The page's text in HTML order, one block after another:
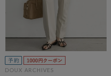
DOUX ARCHIVES